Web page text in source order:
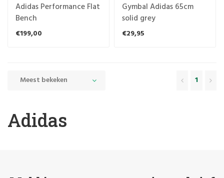
Adidas Performance Flat
Bench
€199,00
Gymbal Adidas 65cm
solid grey
€29,95
Meest bekeken 1
Adidas